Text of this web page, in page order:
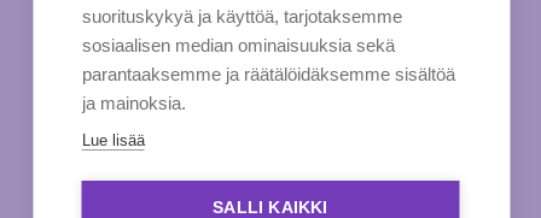
suorituskykyä ja käyttöä, tarjotaksemme
sosiaalisen median ominaisuuksia sekä
parantaaksemme ja räätälöidäksemme sisältöä
ja mainoksia.
Lue lisää
SALLI KAIKKI